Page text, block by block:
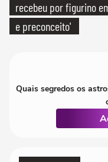
recebeu por figurino
e preconceito'
Quais segredos os